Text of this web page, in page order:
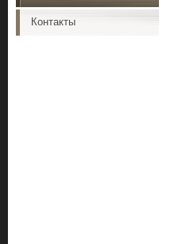
Контакты